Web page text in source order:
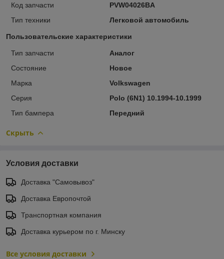
Код запчасти
PVW04026BA
Тип техники
Легковой автомобиль
Пользовательские характеристики
Тип запчасти
Аналог
Состояние
Новое
Марка
Volkswagen
Серия
Polo (6N1) 10.1994-10.1999
Тип бампера
Передний
Скрыть
Условия доставки
Доставка "Самовывоз"
Доставка Европочтой
Транспортная компания
Доставка курьером по г. Минску
Все условия доставки